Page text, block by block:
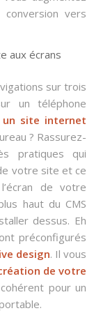
vers
aux écrans
sur trois
un téléphone
un site internet
? Rassurez-
pratiques qui
votre site et ce
de votre
haut du CMS
dessus. Eh
préconfigurés
design. Il vous
de votre
pour un